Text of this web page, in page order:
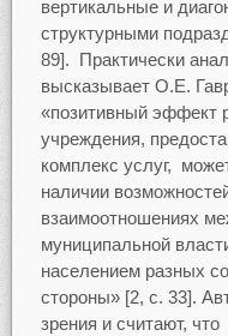
вертикальные и
структурными
89]. Практически
высказывает О.Е.
«позитивный эффект
учреждения,
комплекс услуг,
наличии
взаимоотношениях
муниципальной
населением разных
стороны» [2, с. 33].
зрения и считают,